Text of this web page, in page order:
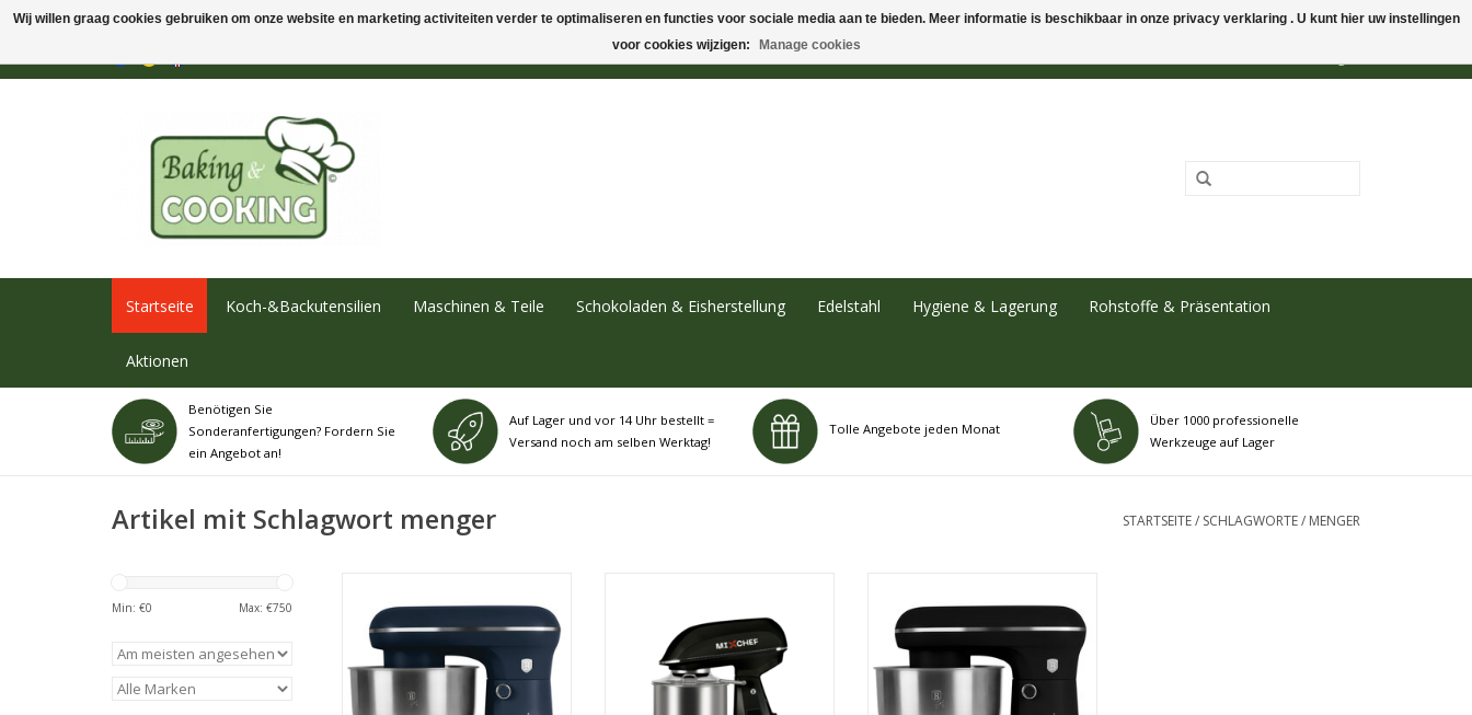
Startseite Koch-&Backutensilien Maschinen & Teile Schokoladen & Eisherstellung Edelstahl Hygiene & Lagerung Rohstoffe & Präsentation
Aktionen
Benötigen Sie
Sonderanfertigungen? Fordern Sie
ein Angebot an!
Auf Lager und vor 14 Uhr bestellt =
Versand noch am selben Werktag!
Tolle Angebote jeden Monat
Über 1000 professionelle
Werkzeuge auf Lager
Artikel mit Schlagwort menger STARTSEITE/ SCHLAGWORTE/ MENGER
Min: €0 Max: €750
- 5 Liter - Mattblau
ZUM WARENKORB HINZUFÜGEN
ZUM WARENKORB HINZUFÜGEN
- 5 Liter - Mattschwarz
ZUM WARENKORB HINZUFÜGEN
Wij willen graag cookies gebruiken om onze website en marketing activiteiten verder te optimaliseren en functies voor sociale media aan te bieden. Meer informatie is beschikbaar in onze privacy verklaring . U kunt hier uw instellingen
voor cookies wijzigen:
Manage cookies